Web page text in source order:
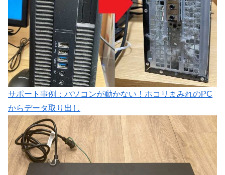
サポート事例：パソコンが動かない！ホコリまみれのPC
からデータ取り出し